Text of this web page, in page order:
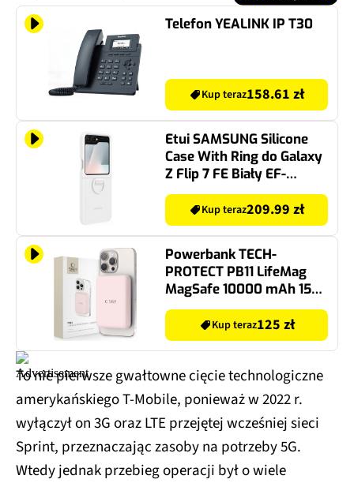
Telefon YEALINK IP T30
Kup teraz158.61 zł
Etui SAMSUNG Silicone
Case With Ring do Galaxy
Z Flip 7 FE Biały EF-
PF741TWEGWW
Kup teraz209.99 zł
Powerbank TECH-
PROTECT PB11 LifeMag
MagSafe 10000 mAh 15W
Różowy
Kup teraz125 zł
To nie pierwsze gwałtowne cięcie technologiczne
amerykańskiego T-Mobile, ponieważ w 2022 r.
wyłączył on 3G oraz LTE przejętej wcześniej sieci
Sprint, przeznaczając zasoby na potrzeby 5G.
Wtedy jednak przebieg operacji był o wiele